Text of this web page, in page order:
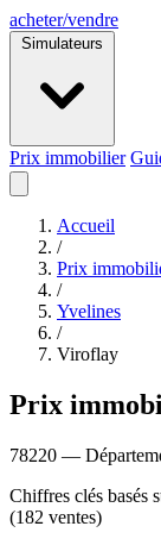
acheter/vendre
Simulateurs
Prix immobilier
Accueil
/
Prix
/
Yvelines
/
Viroflay
Prix
78220 —
Chiffres clés basés
(182 ventes)